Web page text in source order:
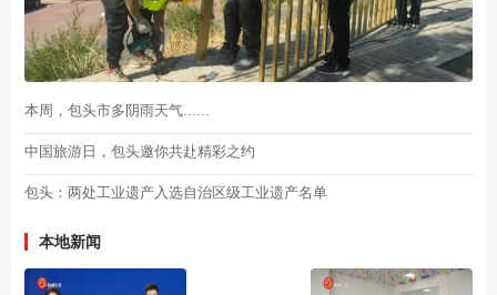
本周，包头市多阴雨天气......
中国旅游日，包头邀你共赴精彩之约
包头：两处工业遗产入选自治区级工业遗产名单
本地新闻